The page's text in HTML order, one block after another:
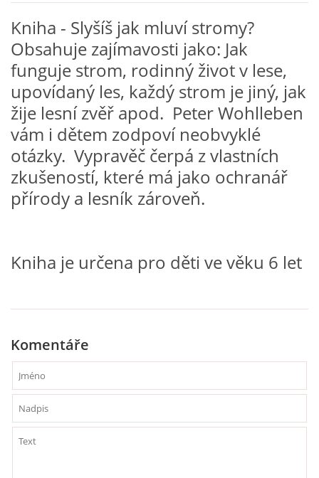
VÝTVARNÉ AKTIVITY - LÉTO
VÝTVARNÉ AKTIVITY - PODZIM
VÝTVARNÉ AKTIVITY - ZIMA
CHARAKTERISTIKA ROČNÍCH OBDOBÍ
HÁDANKY K TÉMATU JARO, LÉTO, PODZIM,ZIMA
PÍSNĚ K TÉMATU LÉTO
BÁSNĚ K TÉMATU LÉTO
Kniha - Slyšíš jak mluví stromy?
Obsahuje zajímavosti jako: Jak
funguje strom, rodinný život v lese,
upovídaný les, každý strom je jiný, jak
žije lesní zvěř apod. Peter Wohlleben
vám i dětem zodpoví neobvyklé
otázky. Vypravěč čerpá z vlastních
zkušeností, které má jako ochranář
přírody a lesník zároveň.
Kniha je určena pro děti ve věku 6 let
Komentáře